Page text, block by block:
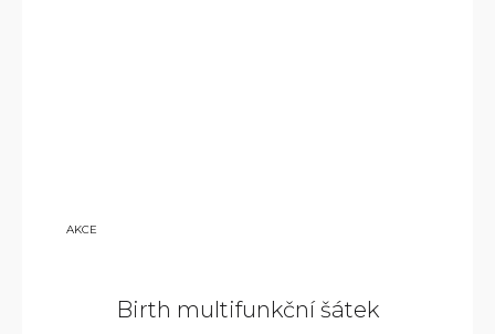
AKCE
Birth multifunkční šátek